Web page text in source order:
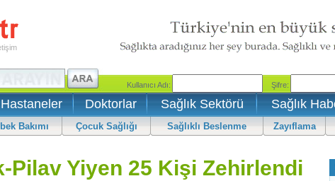
Hastaneler Doktorlar Sağlık Sektörü Sağlık
Bakımı Çocuk Sağlığı Sağlıklı Beslenme Zayıflama
Pilav Yiyen 25 Kişi Zehirlendi